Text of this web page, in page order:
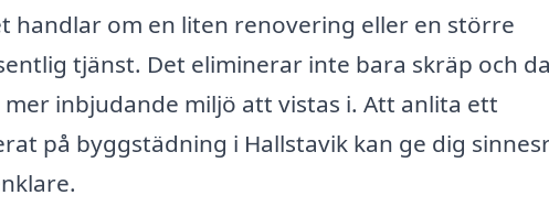
handlar om en liten renovering eller en större
tjänst. Det eliminerar inte bara skräp och
inbjudande miljö att vistas i. Att anlita ett
på byggstädning i Hallstavik kan ge dig